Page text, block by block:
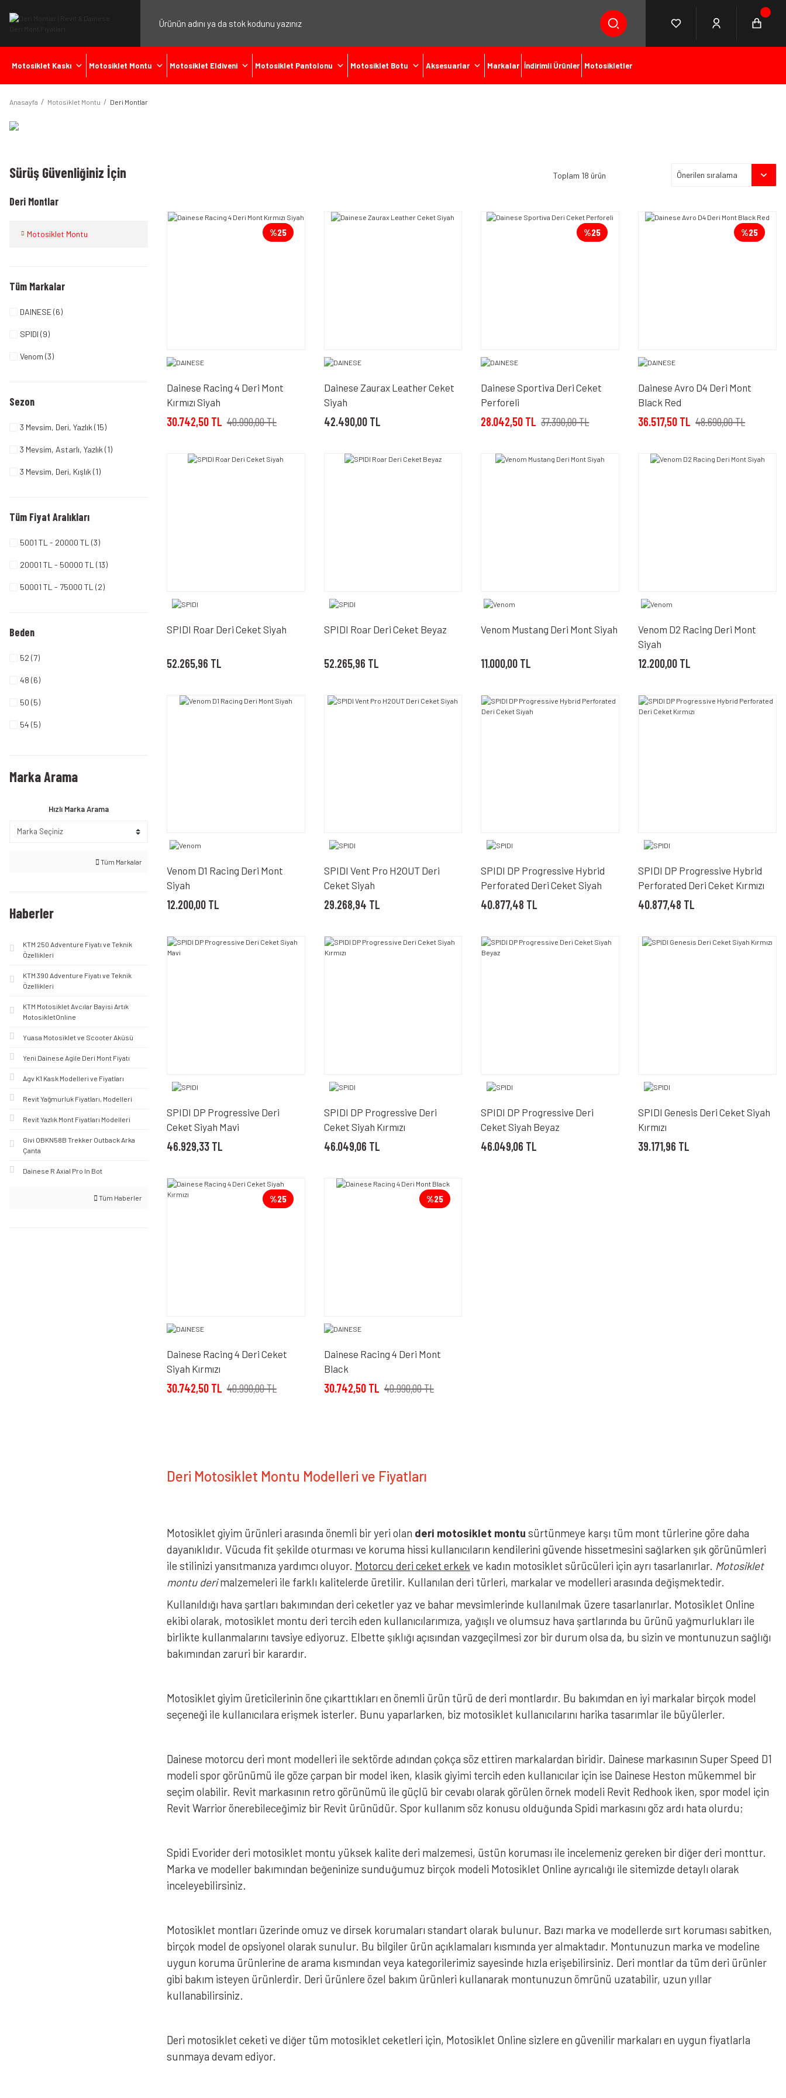
Motosiklet Kaskı Motosiklet Montu Motosiklet Eldiveni Motosiklet Pantolonu Motosiklet Botu Aksesuarlar Markalar İndirimli Ürünler Motosikletler
Anasayfa Motosiklet Montu Deri Montlar
Sürüş Güvenliğiniz İçin
Deri Montlar
Motosiklet Montu
Tüm Markalar
DAINESE (6)
SPIDI (9)
Venom (3)
Sezon
3 Mevsim, Deri, Yazlık (15)
3 Mevsim, Astarlı, Yazlık (1)
3 Mevsim, Deri, Kışlık (1)
Tüm Fiyat Aralıkları
5001 TL - 20000 TL (3)
20001 TL - 50000 TL (13)
50001 TL - 75000 TL (2)
Beden
52 (7)
48 (6)
50 (5)
54 (5)
56 (2)
58 (1)
Marka Arama
Hızlı Marka Arama
Tüm Markalar
Haberler
KTM 250 Adventure Fiyatı ve Teknik
Özellikleri
KTM 390 Adventure Fiyatı ve Teknik
Özellikleri
KTM Motosiklet Avcılar Bayisi Artık
MotosikletOnline
Yuasa Motosiklet ve Scooter Aküsü
Yeni Dainese Agile Deri Mont Fiyatı
Agv K1 Kask Modelleri ve Fiyatları
Revit Yağmurluk Fiyatları, Modelleri
Revit Yazlık Mont Fiyatları Modelleri
Givi OBKN58B Trekker Outback Arka
Çanta
Dainese R Axial Pro In Bot
Tüm Haberler
Toplam 18 ürün
%25
Dainese Racing 4 Deri Mont
Kırmızı Siyah
30.742,50 TL 40.990,00 TL
Dainese Zaurax Leather Ceket
Siyah
42.490,00 TL
%25
Dainese Sportiva Deri Ceket
Perforeli
28.042,50 TL 37.390,00 TL
%25
Dainese Avro D4 Deri Mont
Black Red
36.517,50 TL 48.690,00 TL
SPIDI Roar Deri Ceket Siyah
52.265,96 TL
SPIDI Roar Deri Ceket Beyaz
52.265,96 TL
Venom Mustang Deri Mont Siyah
11.000,00 TL
Venom D2 Racing Deri Mont
Siyah
12.200,00 TL
Venom D1 Racing Deri Mont
Siyah
12.200,00 TL
SPIDI Vent Pro H2OUT Deri
Ceket Siyah
29.268,94 TL
SPIDI DP Progressive Hybrid
Perforated Deri Ceket Siyah
40.877,48 TL
SPIDI DP Progressive Hybrid
Perforated Deri Ceket Kırmızı
40.877,48 TL
SPIDI DP Progressive Deri
Ceket Siyah Mavi
46.929,33 TL
SPIDI DP Progressive Deri
Ceket Siyah Kırmızı
46.049,06 TL
SPIDI DP Progressive Deri
Ceket Siyah Beyaz
46.049,06 TL
SPIDI Genesis Deri Ceket Siyah
Kırmızı
39.171,96 TL
%25
Dainese Racing 4 Deri Ceket
Siyah Kırmızı
30.742,50 TL 40.990,00 TL
%25
Dainese Racing 4 Deri Mont
Black
30.742,50 TL 40.990,00 TL
Deri Motosiklet Montu Modelleri ve Fiyatları
Motosiklet giyim ürünleri arasında önemli bir yeri olan deri motosiklet montu sürtünmeye karşı tüm mont türlerine göre daha
dayanıklıdır. Vücuda fit şekilde oturması ve koruma hissi kullanıcıların kendilerini güvende hissetmesini sağlarken şık görünümleri
ile stilinizi yansıtmanıza yardımcı oluyor. Motorcu deri ceket erkek ve kadın motosiklet sürücüleri için ayrı tasarlanırlar. Motosiklet
montu derimalzemeleri ile farklı kalitelerde üretilir. Kullanılan deri türleri, markalar ve modelleri arasında değişmektedir.
Kullanıldığı hava şartları bakımından deri ceketler yaz ve bahar mevsimlerinde kullanılmak üzere tasarlanırlar. Motosiklet Online
ekibi olarak, motosiklet montu deri tercih eden kullanıcılarımıza, yağışlı ve olumsuz hava şartlarında bu ürünü yağmurlukları ile
birlikte kullanmalarını tavsiye ediyoruz. Elbette şıklığı açısından vazgeçilmesi zor bir durum olsa da, bu sizin ve montunuzun sağlığı
bakımından zaruri bir karardır.
Motosiklet giyim üreticilerinin öne çıkarttıkları en önemli ürün türü de deri montlardır. Bu bakımdan en iyi markalar birçok model
seçeneği ile kullanıcılara erişmek isterler. Bunu yaparlarken, biz motosiklet kullanıcılarını harika tasarımlar ile büyülerler.
Dainese motorcu deri mont modelleri ile sektörde adından çokça söz ettiren markalardan biridir. Dainese markasının Super Speed D1
modeli spor görünümü ile göze çarpan bir model iken, klasik giyimi tercih eden kullanıcılar için ise Dainese Heston mükemmel bir
seçim olabilir. Revit markasının retro görünümü ile güçlü bir cevabı olarak görülen örnek modeli Revit Redhook iken, spor model için
Revit Warrior önerebileceğimiz bir Revit ürünüdür. Spor kullanım söz konusu olduğunda Spidi markasını göz ardı hata olurdu;
Spidi Evorider deri motosiklet montu yüksek kalite deri malzemesi, üstün koruması ile incelemeniz gereken bir diğer deri monttur.
Marka ve modeller bakımından beğeninize sunduğumuz birçok modeli Motosiklet Online ayrıcalığı ile sitemizde detaylı olarak
inceleyebilirsiniz.
Motosiklet montları üzerinde omuz ve dirsek korumaları standart olarak bulunur. Bazı marka ve modellerde sırt koruması sabitken,
birçok model de opsiyonel olarak sunulur. Bu bilgiler ürün açıklamaları kısmında yer almaktadır. Montunuzun marka ve modeline
uygun koruma ürünlerine de arama kısmından veya kategorilerimiz sayesinde hızla erişebilirsiniz. Deri montlar da tüm deri ürünler
gibi bakım isteyen ürünlerdir. Deri ürünlere özel bakım ürünleri kullanarak montunuzun ömrünü uzatabilir, uzun yıllar
kullanabilirsiniz.
Deri motosiklet ceketi ve diğer tüm motosiklet ceketleri için, Motosiklet Online sizlere en güvenilir markaları en uygun fiyatlarla
sunmaya devam ediyor.